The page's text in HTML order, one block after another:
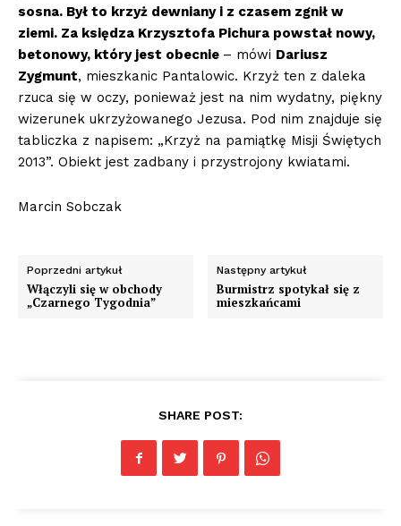
sosna. Był to krzyż dewniany i z czasem zgnił w
ziemi. Za księdza Krzysztofa Pichura powstał nowy,
betonowy, który jest obecnie – mówi Dariusz
Zygmunt, mieszkanic Pantalowic. Krzyż ten z daleka
rzuca się w oczy, ponieważ jest na nim wydatny, piękny
wizerunek ukrzyżowanego Jezusa. Pod nim znajduje się
tabliczka z napisem: „Krzyż na pamiątkę Misji Świętych
2013”. Obiekt jest zadbany i przystrojony kwiatami.
Marcin Sobczak
Poprzedni artykuł
Włączyli się w obchody
„Czarnego Tygodnia”
Następny artykuł
Burmistrz spotykał się z
mieszkańcami
SHARE POST: